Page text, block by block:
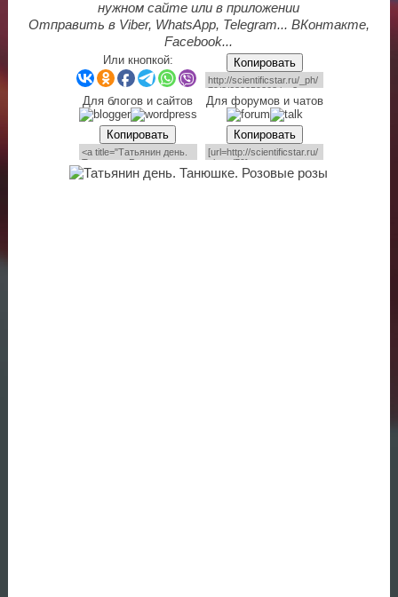
нужном сайте или в приложении
Отправить в Viber, WhatsApp, Telegram... ВКонтакте,
Facebook...
Или кнопкой: Копировать
Для блогов и сайтов Для форумов и чатов
Копировать Копировать